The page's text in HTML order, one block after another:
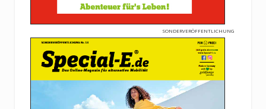
SONDERVERÖFFENTLICHUNG